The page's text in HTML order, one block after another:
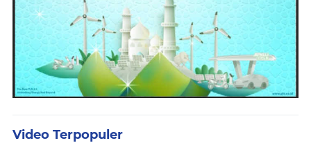
Video Terpopuler